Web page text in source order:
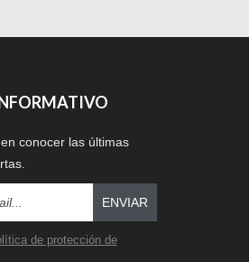
conocer las últimas
ENVIAR
de protección de